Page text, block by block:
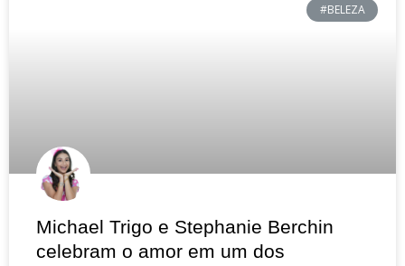
#BELEZA
Michael Trigo e Stephanie Berchin
celebram o amor em um dos